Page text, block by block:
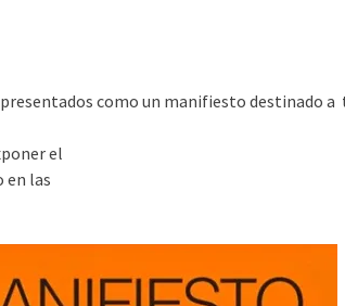
como un manifiesto destinado a
el
en las